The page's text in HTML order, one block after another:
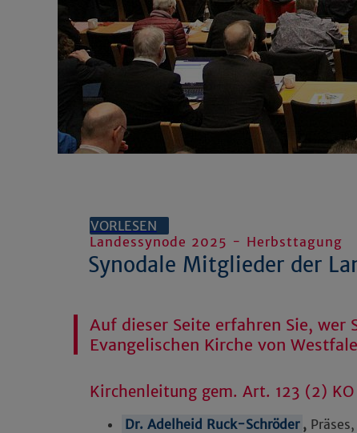
VORLESEN
Landessynode 2025 - Herbsttagung
Synodale Mitglieder der
Auf dieser Seite erfahren Sie, wer
Evangelischen Kirche von
Kirchenleitung gem. Art. 123 (2) KO
Dr. Adelheid Ruck-Schröder ,